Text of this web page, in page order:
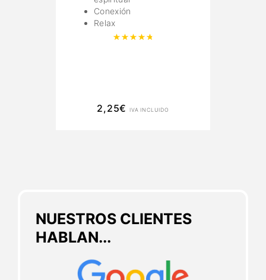
NUESTROS CLIENTES
HABLAN...
Conexión
Relax
Valorado con
2,25€ IVA INCLUIDO